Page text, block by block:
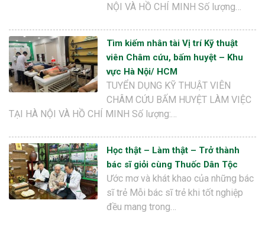
NỘI VÀ HỒ CHÍ MINH Số lượng…
Tìm kiếm nhân tài Vị trí Kỹ thuật
viên Châm cứu, bấm huyệt – Khu
vực Hà Nội/ HCM
TUYỂN DỤNG KỸ THUẬT VIÊN
CHÂM CỨU BẤM HUYỆT LÀM VIỆC
TẠI HÀ NỘI VÀ HỒ CHÍ MINH Số lượng:…
Học thật – Làm thật – Trở thành
bác sĩ giỏi cùng Thuốc Dân Tộc
Ước mơ và khát khao của những bác
sĩ trẻ Mỗi bác sĩ trẻ khi tốt nghiệp
đều mang trong…